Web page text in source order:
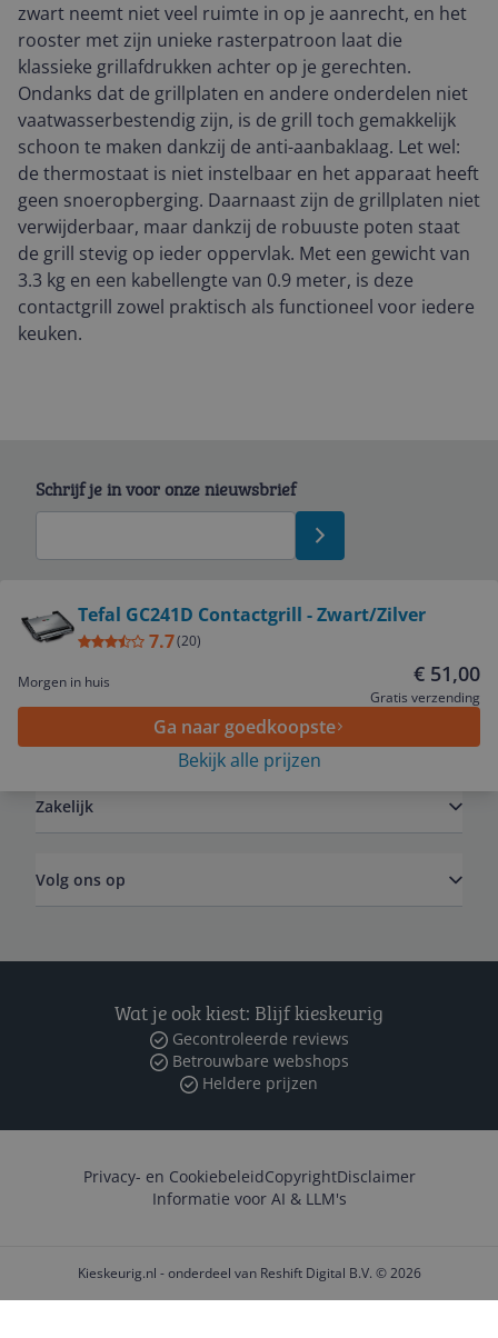
zwart neemt niet veel ruimte in op je aanrecht, en het
rooster met zijn unieke rasterpatroon laat die
klassieke grillafdrukken achter op je gerechten.
Ondanks dat de grillplaten en andere onderdelen niet
vaatwasserbestendig zijn, is de grill toch gemakkelijk
schoon te maken dankzij de anti-aanbaklaag. Let wel:
de thermostaat is niet instelbaar en het apparaat heeft
geen snoeropberging. Daarnaast zijn de grillplaten niet
verwijderbaar, maar dankzij de robuuste poten staat
de grill stevig op ieder oppervlak. Met een gewicht van
3.3 kg en een kabellengte van 0.9 meter, is deze
contactgrill zowel praktisch als functioneel voor iedere
keuken.
Tefal GC241D Contactgrill - Zwart/Zilver
7.7(20)
Morgen in huis € 51,00
Gratis verzending
Ga naar goedkoopste
Bekijk alle prijzen
Schrijf je in voor onze nieuwsbrief
Zakelijk
Volg ons op
Wat je ook kiest: Blijf kieskeurig
Gecontroleerde reviews
Betrouwbare webshops
Heldere prijzen
Privacy- en CookiebeleidCopyrightDisclaimer
Informatie voor AI & LLM's
Kieskeurig.nl - onderdeel van Reshift Digital B.V. © 2026